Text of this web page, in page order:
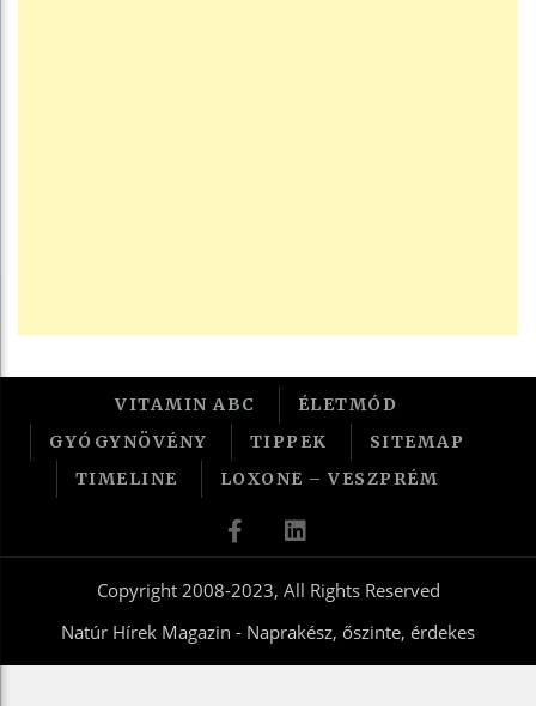
VITAMIN ABC
ÉLETMÓD
GYÓGYNÖVÉNY
TIPPEK
SITEMAP
TIMELINE
LOXONE – VESZPRÉM
Copyright 2008-2023, All Rights Reserved
Natúr Hírek Magazin - Naprakész, őszinte, érdekes